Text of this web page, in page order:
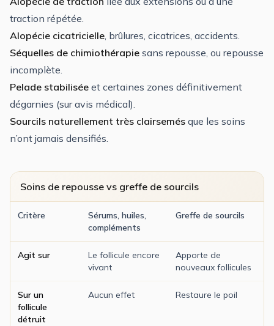
traction répétée.
Alopécie cicatricielle, brûlures, cicatrices, accidents.
Séquelles de chimiothérapie sans repousse, ou repousse
incomplète.
Pelade stabilisée et certaines zones définitivement
dégarnies (sur avis médical).
Sourcils naturellement très clairsemés que les soins
n’ont jamais densifiés.
Soins de repousse vs greffe de sourcils
Critère
Sérums, huiles,
compléments
Greffe de sourcils
Agit sur
Le follicule encore
vivant
Apporte de
nouveaux follicules
Sur un
follicule
détruit
Aucun effet Restaure le poil